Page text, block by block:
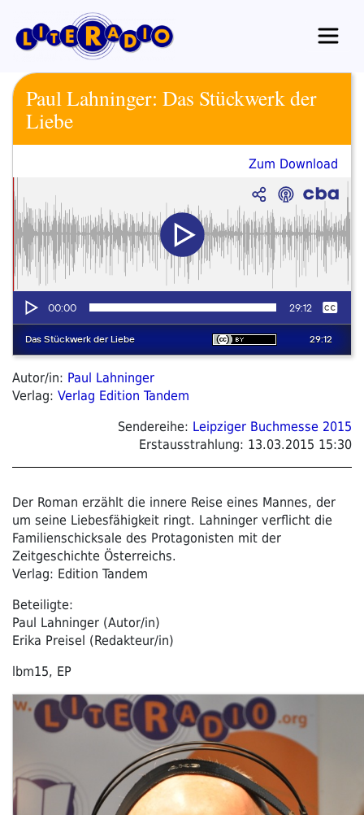
Inhalt
springen
Paul Lahninger: Das Stückwerk der
Liebe
Zum Download
Autor/in: Paul Lahninger
Verlag: Verlag Edition Tandem
Sendereihe: Leipziger Buchmesse 2015
Erstausstrahlung: 13.03.2015 15:30
Der Roman erzählt die innere Reise eines Mannes, der
um seine Liebesfähigkeit ringt. Lahninger verflicht die
Familienschicksale des Protagonisten mit der
Zeitgeschichte Österreichs.
Verlag: Edition Tandem
Beteiligte:
Paul Lahninger (Autor/in)
Erika Preisel (Redakteur/in)
lbm15, EP